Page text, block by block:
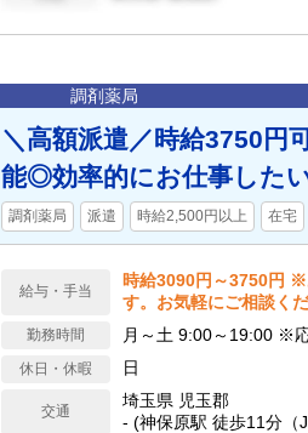
調剤薬局
＼高額派遣／時給3750円
能◎効率的にお仕事した
調剤薬局 派遣 時給2,500円以上 在宅
給与・手当
時給3090円～3750円 ※
す。お気軽にご相談く
勤務時間 月～土 9:00～19:00 ※
休日・休暇 日
交通
埼玉県 児玉郡
- (神保原駅 徒歩11分（